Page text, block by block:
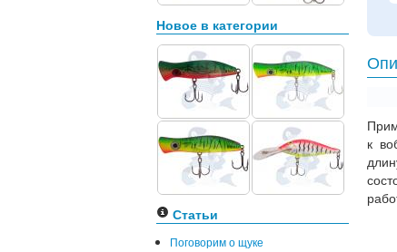
Новое в категории
Статьи
Поговорим о щуке
к